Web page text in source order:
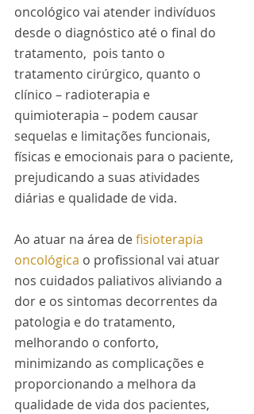
oncológico vai atender indivíduos
desde o diagnóstico até o final do
tratamento,  pois tanto o
tratamento cirúrgico, quanto o
clínico – radioterapia e
quimioterapia – podem causar
sequelas e limitações funcionais,
físicas e emocionais para o paciente,
prejudicando a suas atividades
diárias e qualidade de vida.
Ao atuar na área de fisioterapia
oncológica o profissional vai atuar
nos cuidados paliativos aliviando a
dor e os sintomas decorrentes da
patologia e do tratamento,
melhorando o conforto,
minimizando as complicações e
proporcionando a melhora da
qualidade de vida dos pacientes,